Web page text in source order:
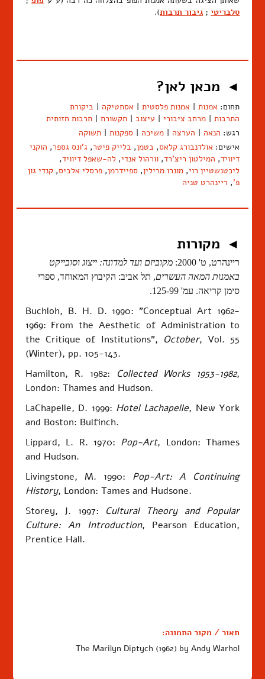
סלבריטי; גיבור תרבות).
◄ מכאן לאן?
תחום: אמנות | אמנות פלסטית | אסתטיקה | ביקורת
התרבות | מרחב ציבורי | עיצוב | תקשורת | תרבות חזותית
רגש: הנאה | הערצה | משיכה | ספקנות | תשוקה
אישים: אולדנבורג קלאס, בטמן, בלייק פיטר, ג'ונס גספר, הוקני
דיוויד, המילטון ריצ'רד, וורהול אנדי, לה-שאפל דיוויד,
ליכטנשטיין רוי, מונרו מרילין, ספיידרמן, פרסלי אלביס, קנדי גון
פ', ריינהרט טניה
◄ מקורות
ריינהרט, ט' 2000:
מקוביזם ועד למדונה: ייצוג וסובייקט
באמנות המאה העשרים, תל אביב: הקיבוץ המאוחד, ספרי
סימן קריאה. עמ' 125-99.
Buchloh, B. H. D. 1990: "Conceptual Art 1962-
1969: From the Aesthetic of Administration to
the Critique of Institutions", October, Vol. 55
(Winter), pp. 105-143.
Hamilton, R. 1982:
Collected Works 1953-1982,
London: Thames and Hudson.
LaChapelle, D. 1999: Hotel Lachapelle, New York
and Boston: Bulfinch.
Lippard, L. R. 1970: Pop-Art, London: Thames
and Hudson.
Livingstone, M. 1990: Pop-Art: A Continuing
History, London: Tames and Hudsone.
Storey, J. 1997: Cultural Theory and Popular
Culture: An Introduction, Pearson Education,
Prentice Hall.
תאור / מקור התמונה:
The Marilyn Diptych (1962) by Andy Warhol